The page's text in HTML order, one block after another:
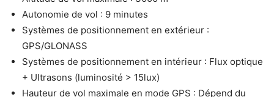
Autonomie de vol : 9 minutes
Systèmes de positionnement en extérieur :
GPS/GLONASS
Systèmes de positionnement en intérieur : Flux optique
+ Ultrasons (luminosité > 15lux)
Hauteur de vol maximale en mode GPS : Dépend du